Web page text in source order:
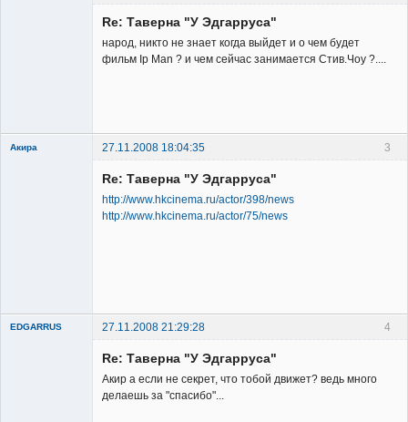
Re: Таверна "У Эдгарруса"
народ, никто не знает когда выйдет и о чем будет
фильм Ip Man ? и чем сейчас занимается Стив.Чоу ?....
3
Акира 27.11.2008 18:04:35
Re: Таверна "У Эдгарруса"
http://www.hkcinema.ru/actor/398/news
http://www.hkcinema.ru/actor/75/news
4
EDGARRUS
27.11.2008 21:29:28
Re: Таверна "У Эдгарруса"
Акир а если не секрет, что тобой движет? ведь много
делаешь за "спасибо"...